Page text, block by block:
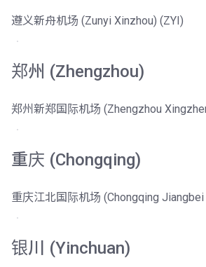
遵义新舟机场 (Zunyi Xinzhou) (ZYI)
郑州 (Zhengzhou)
郑州新郑国际机场 (Zhengzhou
重庆 (Chongqing)
重庆江北国际机场 (Chongqing Jiangbei
银川 (Yinchuan)